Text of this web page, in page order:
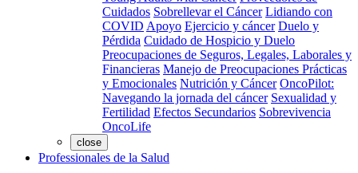
Cuidados Sobrellevar el Cáncer Lidiando con
COVID Apoyo Ejercicio y cáncer Duelo y
Pérdida Cuidado de Hospicio y Duelo
Preocupaciones de Seguros, Legales, Laborales y
Financieras Manejo de Preocupaciones Prácticas
y Emocionales Nutrición y Cáncer OncoPilot:
Navegando la jornada del cáncer Sexualidad y
Fertilidad Efectos Secundarios Sobrevivencia
OncoLife
close
Professionales de la Salud